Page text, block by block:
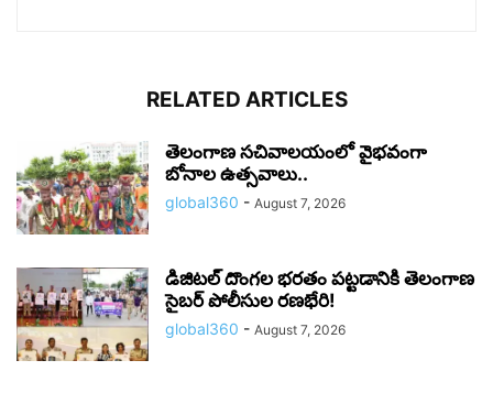
RELATED ARTICLES
తెలంగాణ సచివాలయంలో వైభవంగా
బోనాల ఉత్సవాలు..
global360 - August 7, 2026
డిజిటల్ దొంగల భరతం పట్టడానికి తెలంగాణ
సైబర్ పోలీసుల రణభేరి!
global360 - August 7, 2026